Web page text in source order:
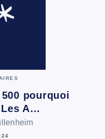
pourquoi
A…